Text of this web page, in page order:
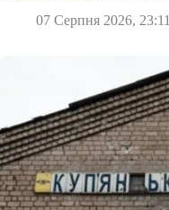
07 Серпня 2026, 23:11